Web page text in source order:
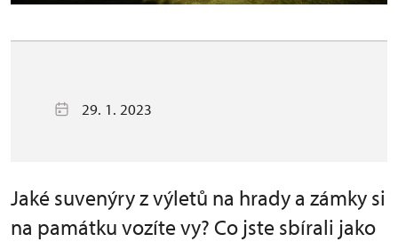
29. 1. 2023
Jaké suvenýry z výletů na hrady a zámky si
na památku vozíte vy? Co jste sbírali jako